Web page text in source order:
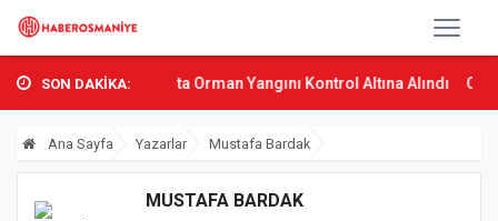
SON DAKİKA:
Osmani... Sumbas’ta Orman Yangını Kontrol Altına Alındı
Ana Sayfa Yazarlar Mustafa Bardak
MUSTAFA BARDAK